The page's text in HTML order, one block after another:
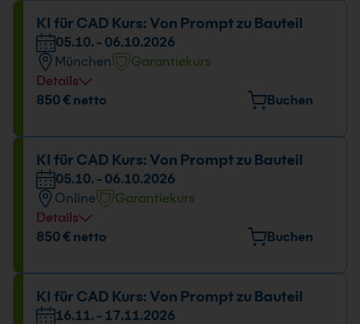
KI für CAD Kurs: Von Prompt zu Bauteil
05.10. - 06.10.2026
München
Garantiekurs
Details
Veranstaltungsort
Datum und Uhrzeit
05.10. - 06.10.2026
09:00 - 16:00 Uhr
850 € netto Buchen
KI für CAD Kurs: Von Prompt zu Bauteil
05.10. - 06.10.2026
Online
Garantiekurs
Details
Datum und Uhrzeit
850 € netto Buchen
KI für CAD Kurs: Von Prompt zu Bauteil
16.11. - 17.11.2026